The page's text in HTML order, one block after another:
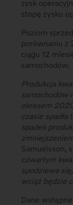
zysk
stopę zysku
Poziom
porównaniu z
ciągu 12
samochodów.
Produkcja
samochodów
okresem
czasie
spadek
Samuelsson,
czwartym
spodziewa
wciąż będzie
Dane